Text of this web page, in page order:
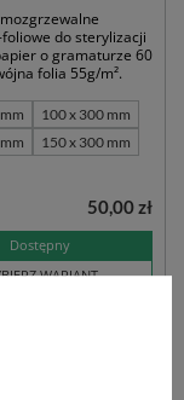
do sterylizacji
o gramaturze 60
folia 55g/m².
100 x 300 mm
150 x 300 mm
Dostępny
WARIANT
50,00 zł